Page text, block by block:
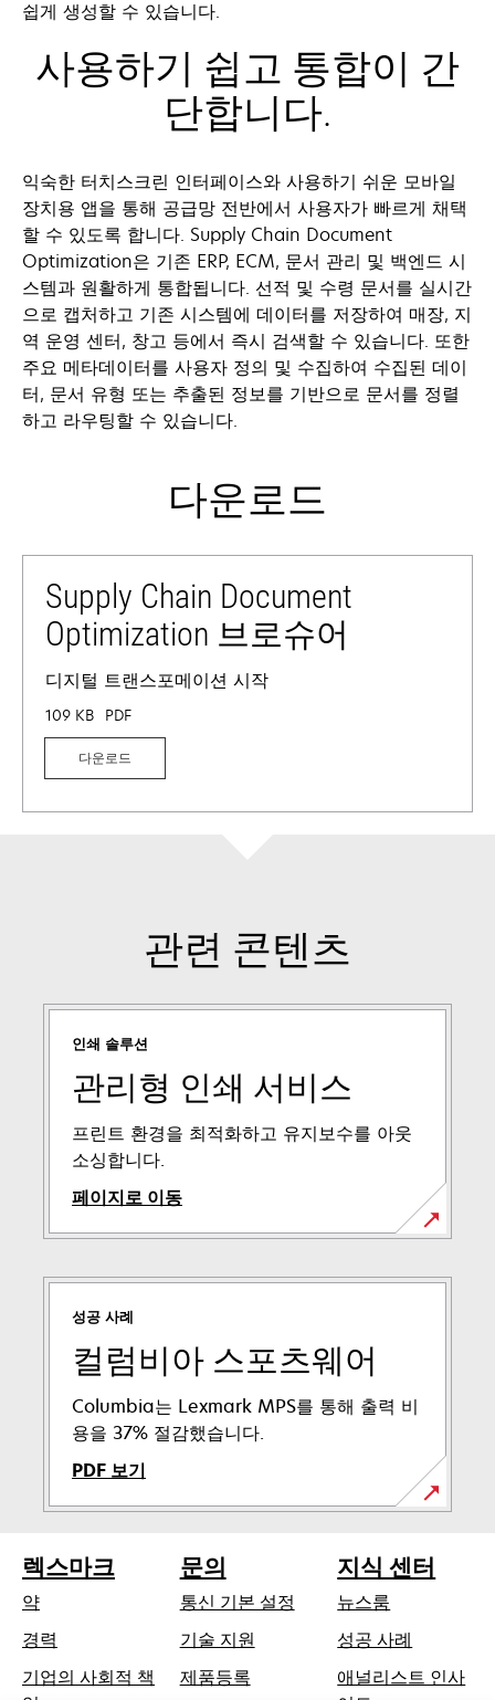
쉽게 생성할 수 있습니다.
사용하기 쉽고 통합이 간
단합니다.
익숙한 터치스크린 인터페이스와 사용하기 쉬운 모바일
장치용 앱을 통해 공급망 전반에서 사용자가 빠르게 채택
할 수 있도록 합니다. Supply Chain Document
Optimization은 기존 ERP, ECM, 문서 관리 및 백엔드 시
스템과 원활하게 통합됩니다. 선적 및 수령 문서를 실시간
으로 캡처하고 기존 시스템에 데이터를 저장하여 매장, 지
역 운영 센터, 창고 등에서 즉시 검색할 수 있습니다. 또한
주요 메타데이터를 사용자 정의 및 수집하여 수집된 데이
터, 문서 유형 또는 추출된 정보를 기반으로 문서를 정렬
하고 라우팅할 수 있습니다.
다운로드
Supply Chain Document
Optimization 브로슈어
디지털 트랜스포메이션 시작
109 KB PDF
다운로드
관련 콘텐츠
인쇄 솔루션
관리형 인쇄 서비스
프린트 환경을 최적화하고 유지보수를 아웃
소싱합니다.
페이지로 이동
성공 사례
컬럼비아 스포츠웨어
Columbia는 Lexmark MPS를 통해 출력 비
용을 37% 절감했습니다.
PDF 보기
새
에
림
렉스마크
약
경력
기업의 사회적 책
문의
통신 기본 설정
기술 지원
제품등록
지식 센터
뉴스룸
성공 사례
애널리스트 인사